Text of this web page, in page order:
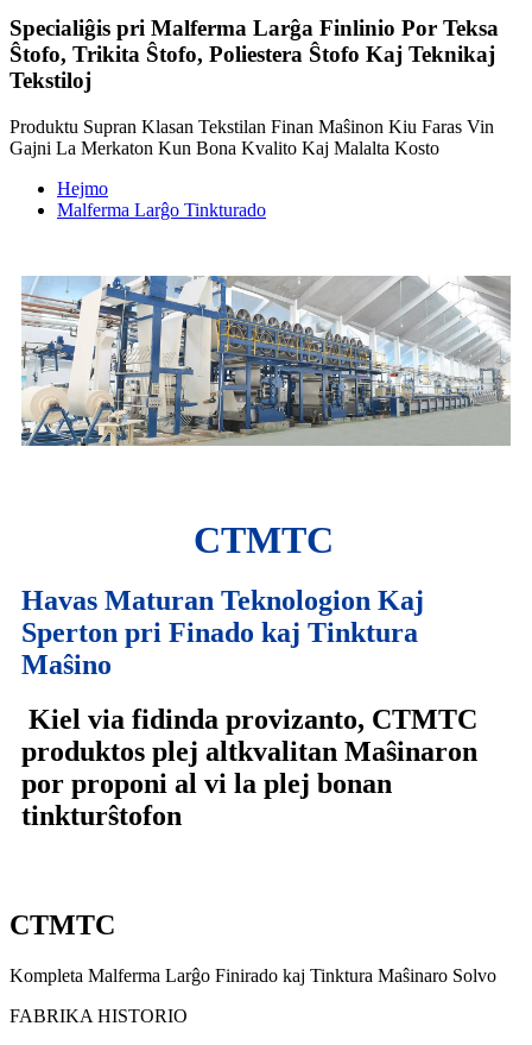
Specialiĝis pri Malferma Larĝa Finlinio Por Teksa
Ŝtofo, Trikita Ŝtofo, Poliestera Ŝtofo Kaj Teknikaj
Tekstiloj
Produktu Supran Klasan Tekstilan Finan Maŝinon Kiu Faras Vin
Gajni La Merkaton Kun Bona Kvalito Kaj Malalta Kosto
Hejmo
Malferma Larĝo Tinkturado
CTMTC
Havas Maturan Teknologion Kaj
Sperton pri Finado kaj Tinktura
Maŝino
Kiel via fidinda provizanto, CTMTC
produktos plej altkvalitan Maŝinaron
por proponi al vi la plej bonan
tinkturŝtofon
CTMTC
Kompleta Malferma Larĝo Finirado kaj Tinktura Maŝinaro Solvo
FABRIKA HISTORIO